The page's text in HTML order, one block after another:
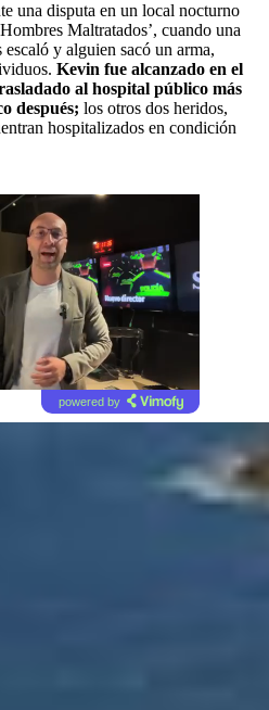
una disputa en un local nocturno
Maltratados’, cuando una
y alguien sacó un arma,
Kevin fue alcanzado en el
al hospital público más
después; los otros dos heridos,
hospitalizados en condición
powered by